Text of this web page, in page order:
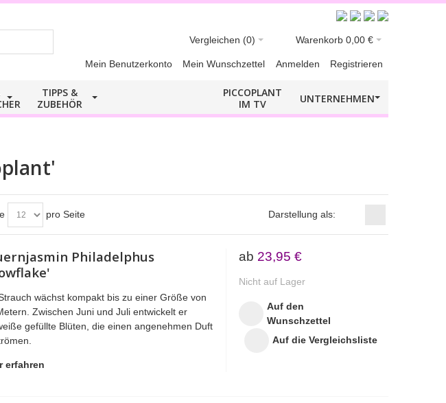
Warenkorb 0,00 €
Vergleichen (0)
Mein Benutzerkonto Mein Wunschzettel Anmelden Registrieren
TIPPS &
ZUBEHÖR
UNTERNEHMEN
PICCOPLANT
IM TV
pro Seite Darstellung als:
Philadelphus
wächst kompakt bis zu einer Größe von
Zwischen Juni und Juli entwickelt er
gefüllte Blüten, die einen angenehmen Duft
erfahren
ab 23,95 €
Nicht auf Lager
Auf den
Wunschzettel
Auf die Vergleichsliste